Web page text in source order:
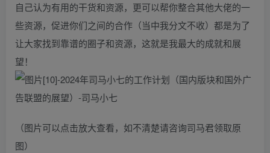
自己认为有用的干货和资源，更可以帮你整合其他大佬的一
些资源，促进你们之间的合作（当中我分文不收）都是为了
让大家找到靠谱的圈子和资源，这就是我最大的成就和展
望！
（图片可以点击放大查看，如不清楚请咨询司马君领取原
图）